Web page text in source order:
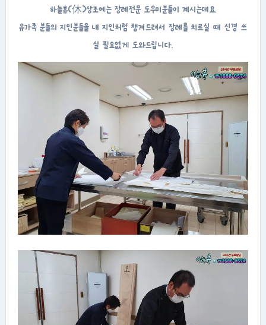
하늘휴(休)상조에는 장례전문 도우미분들이 계시는데요.
유가족 분들의 지인분들을 내 지인처럼 챙겨드려서 장례를 치르실 때 신경 쓰
실 필요없게 도와드립니다.